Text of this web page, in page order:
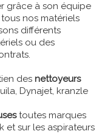
grâce à son équipe
nos matériels
différents
ou des
des nettoyeurs
Dynajet, kranzle
toutes marques
et sur les aspirateurs